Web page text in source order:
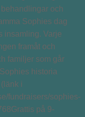
och
Sophies dag
insamling. Varje
framåt och
familjer som går
historia
i
fundraisers/sophies-
på 9-